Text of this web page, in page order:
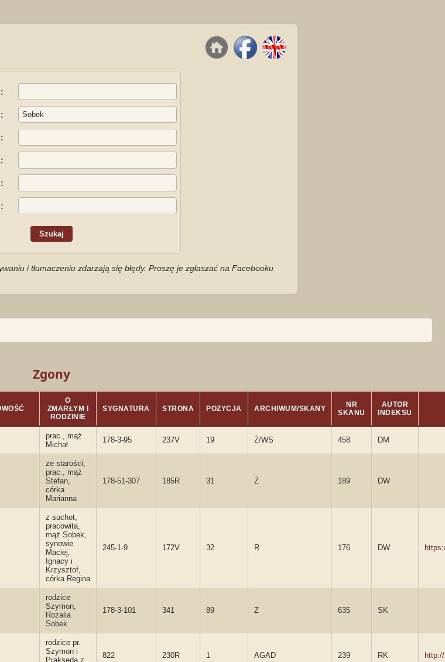
i tłumaczeniu zdarzają się błędy. Proszę je zgłaszać na Facebooku
Zgony
O
ZMARŁYM I
RODZINIE
SYGNATURA STRONA POZYCJA ARCHIWUM/SKANY
NR
SKANU
AUTOR
INDEKSU
prac., mąż
Michał
178-3-95 237V 19 Ż/WS 458 DM
ze starości,
prac., mąż
Stefan,
córka
Marianna
178-51-307 185R 31 Ż 189 DW
z suchot,
pracowita,
mąż Sobek,
synowie
Maciej,
Ignacy i
Krzysztof,
córka Regina
245-1-9 172V 32 R 176 DW
rodzice
Szymon,
Rozalia
Sobek
178-3-101 341 89 Ż 635 SK
rodzice pr.
Szymon i
Prakseda z
822 230R 1 AGAD 239 RK